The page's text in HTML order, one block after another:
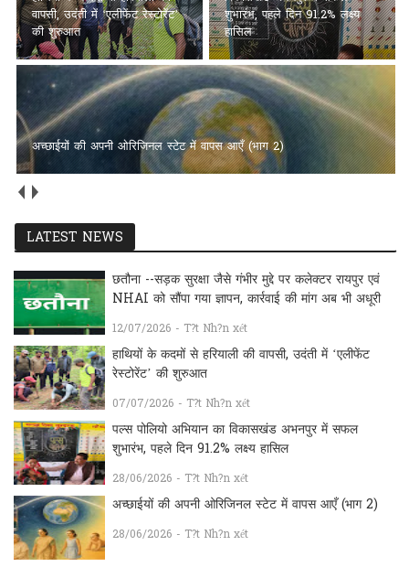
वापसी, उदंती में ‘एलीफेंट रेस्टोरेंट’
की शुरुआत
शुभारंभ, पहले दिन 91.2% लक्ष्य
हासिल
अच्छाईयों की अपनी ओरिजिनल स्टेट में वापस आएँ (भाग 2)
LATEST NEWS
छतौना --सड़क सुरक्षा जैसे गंभीर मुद्दे पर कलेक्टर रायपुर एवं
NHAI को सौंपा गया ज्ञापन, कार्रवाई की मांग अब भी अधूरी
12/07/2026 - T?t Nh?n xét
हाथियों के कदमों से हरियाली की वापसी, उदंती में ‘एलीफेंट
रेस्टोरेंट’ की शुरुआत
07/07/2026 - T?t Nh?n xét
पल्स पोलियो अभियान का विकासखंड अभनपुर में सफल
शुभारंभ, पहले दिन 91.2% लक्ष्य हासिल
28/06/2026 - T?t Nh?n xét
अच्छाईयों की अपनी ओरिजिनल स्टेट में वापस आएँ (भाग 2)
28/06/2026 - T?t Nh?n xét